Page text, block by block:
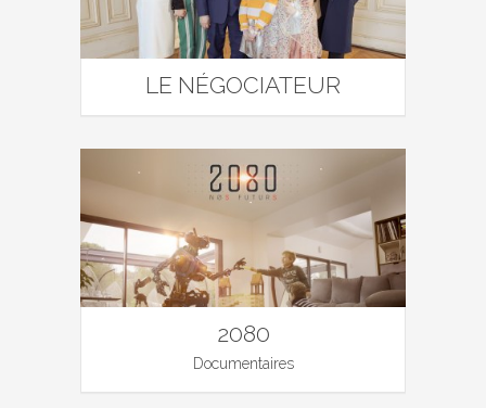
LE NÉGOCIATEUR
2080
Documentaires